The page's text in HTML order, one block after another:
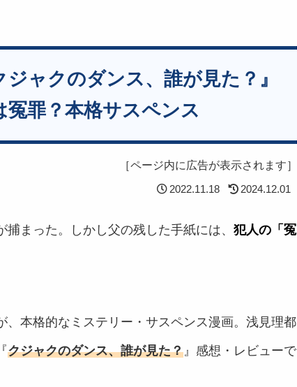
ャクのダンス、誰が見た？』
冤罪？本格サスペンス
［ページ内に広告が表示されます］
2022.11.18 2024.12.01
まった。しかし父の残した手紙には、 犯人の「冤
、本格的なミステリー・サスペンス漫画。浅見理都
クジャクのダンス、誰が見た？ 』感想・レビューで